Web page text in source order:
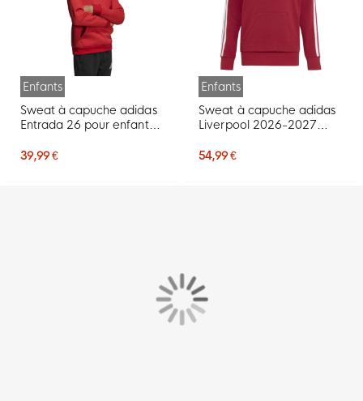
Enfants
Sweat à capuche adidas
Entrada 26 pour enfants,
39,99 €
Enfants
Sweat à capuche adidas
Liverpool 2026-2027
blanc
54,99 €